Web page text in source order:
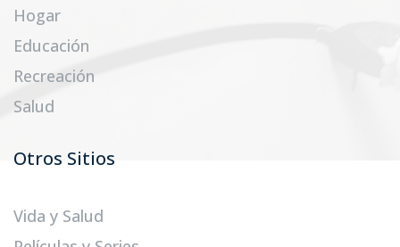
Hogar
Educación
Recreación
Salud
Otros Sitios
Vida y Salud